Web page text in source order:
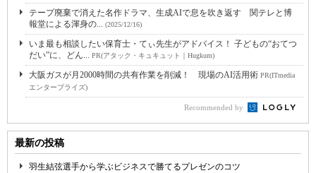
テープ廃棄で消えた名作ドラマ、生成AIで息を吹き返す 関テレと博
報堂による渾身の... (2025/12/16)
いま最も相談したい保育士・てぃ先生がアドバイス！ 子どもの“おてつ
だい”に、どん... PR(アタック・キュキュット｜Hugkum)
大阪ガスが月2000時間の共有作業を削減！ 現場のAI活用術 PR(ITmedia
エンタープライズ)
Recommended by
最新の投稿
羽生結弦選手から学ぶビジネスで勝てるプレゼンのコツ